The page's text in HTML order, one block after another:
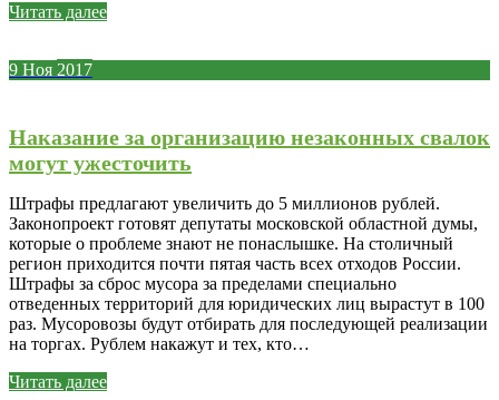
Читать далее
9 Ноя 2017
Наказание за организацию незаконных свалок
могут ужесточить
Штрафы предлагают увеличить до 5 миллионов рублей.
Законопроект готовят депутаты московской областной думы,
которые о проблеме знают не понаслышке. На столичный
регион приходится почти пятая часть всех отходов России.
Штрафы за сброс мусора за пределами специально
отведенных территорий для юридических лиц вырастут в 100
раз. Мусоровозы будут отбирать для последующей реализации
на торгах. Рублем накажут и тех, кто…
Читать далее